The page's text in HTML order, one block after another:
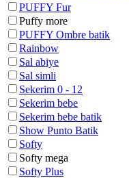
PUFFY Fur
Puffy more
PUFFY Ombre batik
Rainbow
Sal abiye
Sal simli
Sekerim 0 - 12
Sekerim bebe
Sekerim bebe batik
Show Punto Batik
Softy
Softy mega
Softy Plus